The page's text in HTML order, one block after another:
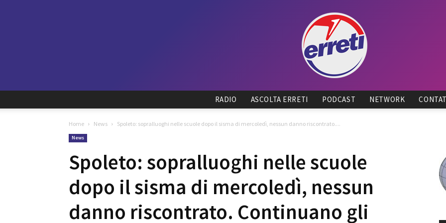
RADIO ASCOLTA ERRETI PODCAST NETWORK
Home News Spoleto: sopralluoghi nelle scuole dopo il sisma di mercoledì, nessun danno riscontrato....
News
Spoleto: sopralluoghi nelle scuole
dopo il sisma di mercoledì, nessun
danno riscontrato. Continuano gli